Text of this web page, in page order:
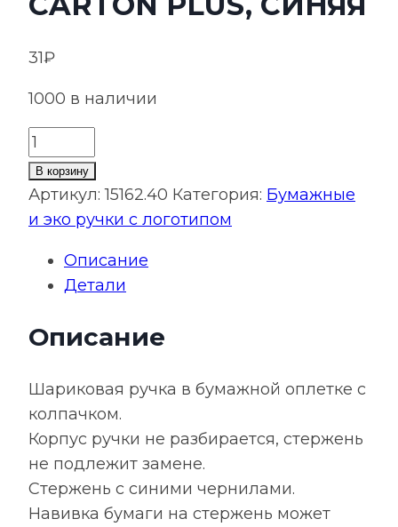
31₽
1000 в наличии
Количество
товара
Ручка
шариковая
Plus,
синяя
В корзину
Артикул:15162.40 Категория: Бумажные
и эко ручки с логотипом
Описание
Детали
Описание
Шариковая ручка в бумажной оплетке с
колпачком.
Корпус ручки не разбирается, стержень
не подлежит замене.
Стержень с синими чернилами.
Навивка бумаги на стержень может